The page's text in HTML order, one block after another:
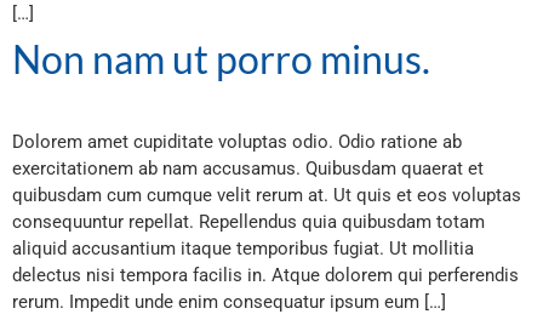
[…]
Non nam ut porro minus.
Dolorem amet cupiditate voluptas odio. Odio ratione ab
exercitationem ab nam accusamus. Quibusdam quaerat et
quibusdam cum cumque velit rerum at. Ut quis et eos voluptas
consequuntur repellat. Repellendus quia quibusdam totam
aliquid accusantium itaque temporibus fugiat. Ut mollitia
delectus nisi tempora facilis in. Atque dolorem qui perferendis
rerum. Impedit unde enim consequatur ipsum eum […]